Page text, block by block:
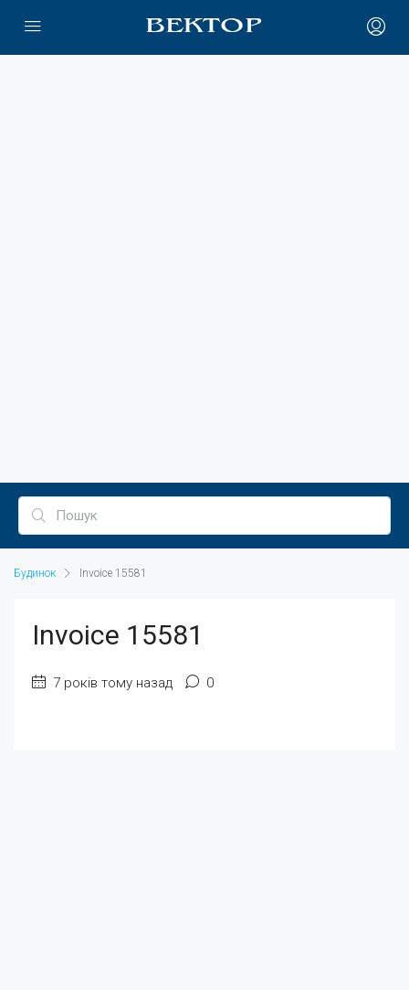
Будинок Invoice 15581
Invoice 15581
7 років тому назад 0